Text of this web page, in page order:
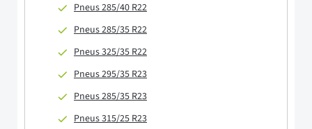
Pneus 285/40 R22
Pneus 285/35 R22
Pneus 325/35 R22
Pneus 295/35 R23
Pneus 285/35 R23
Pneus 315/25 R23